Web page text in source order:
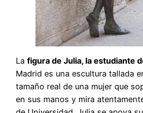
La figura de Julia, la estudiante
Madrid es una escultura tallada
tamaño real de una mujer que
en sus manos y mira